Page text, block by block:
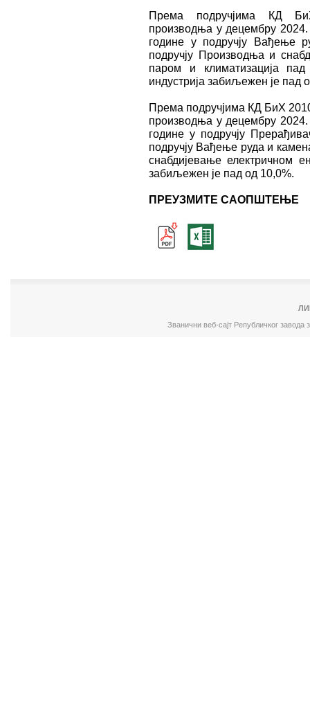
Према подручјима КД
производња у децембру
године у подручју
подручју Производњa и
паром и климатизацијa
индустрија забиљежен је пад
Према подручјима КД БиХ
производња у децембру
године у подручју
подручју Вађењe руда и
снабдијевањe електричном
забиљежен је пад од 10,0%.
ПРЕУЗМИТЕ САОПШТЕЊЕ
Званични веб-сајт Републичког